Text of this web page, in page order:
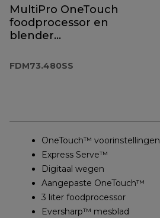
MultiPro OneTouch
foodprocessor en
blender
FDM73.480SS
OneTouch™ voorinstellingen
Express Serve™
Digitaal wegen
Aangepaste OneTouch™
3 liter foodprocessor
Eversharp™ mesblad